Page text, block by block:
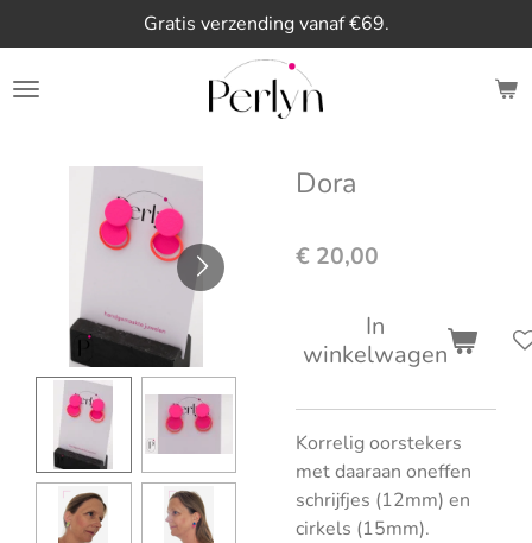
direct
naar
Gratis verzending vanaf €69.
Dora
€ 20,00
In
winkelwagen
Korrelig oorstekers
met daaraan oneffen
schrijfjes (12mm) en
cirkels (15mm).